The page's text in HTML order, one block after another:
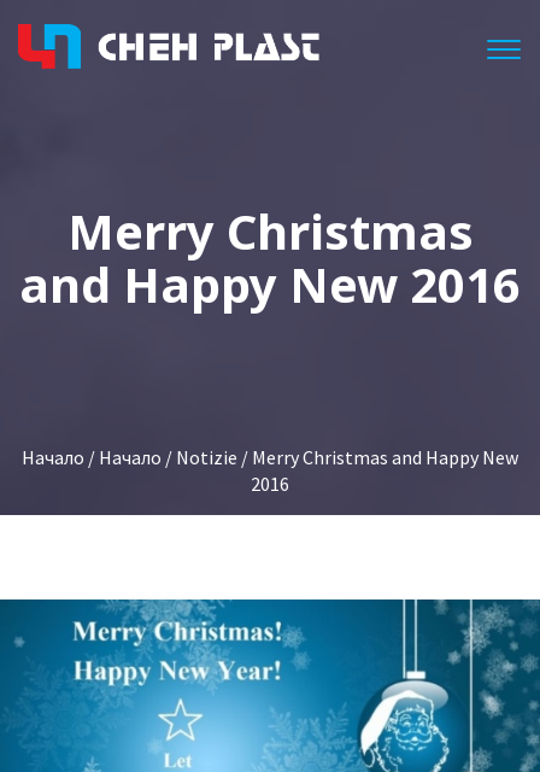
Merry Christmas
and Happy New 2016
Начало / Начало / Notizie / Merry Christmas and Happy New
2016